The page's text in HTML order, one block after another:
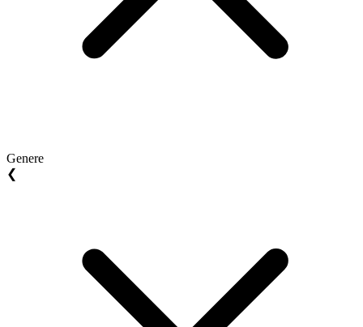
Genere
❮